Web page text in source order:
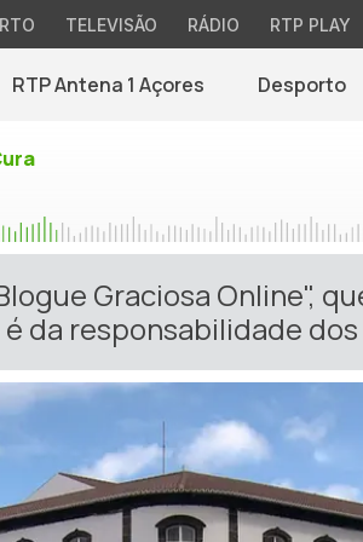
TELEVISÃO RÁDIO RTP PLAY
RTP Antena 1 Açores Desporto
Graciosa Online",
da responsabilidade